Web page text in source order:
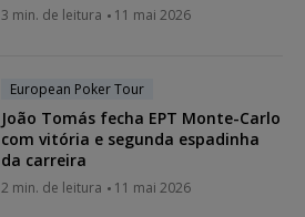
3 min. de leitura 11 mai 2026
European Poker Tour
João Tomás fecha EPT Monte-Carlo
com vitória e segunda espadinha
da carreira
2 min. de leitura 11 mai 2026